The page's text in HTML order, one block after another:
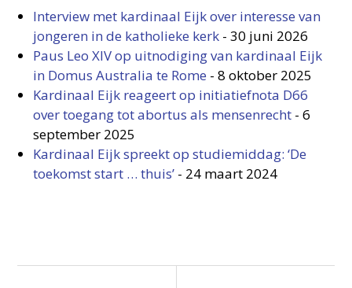
Interview met kardinaal Eijk over interesse van
jongeren in de katholieke kerk -30 juni 2026
Paus Leo XIV op uitnodiging van kardinaal Eijk
in Domus Australia te Rome -8 oktober 2025
Kardinaal Eijk reageert op initiatiefnota D66
over toegang tot abortus als mensenrecht -6
september 2025
Kardinaal Eijk spreekt op studiemiddag: ‘De
toekomst start … thuis’ - 24 maart 2024